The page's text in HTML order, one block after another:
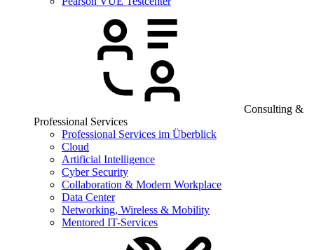
Consulting &
Professional Services
Professional Services im Überblick
Cloud
Artificial Intelligence
Cyber Security
Collaboration & Modern Workplace
Data Center
Networking, Wireless & Mobility
Mentored IT-Services